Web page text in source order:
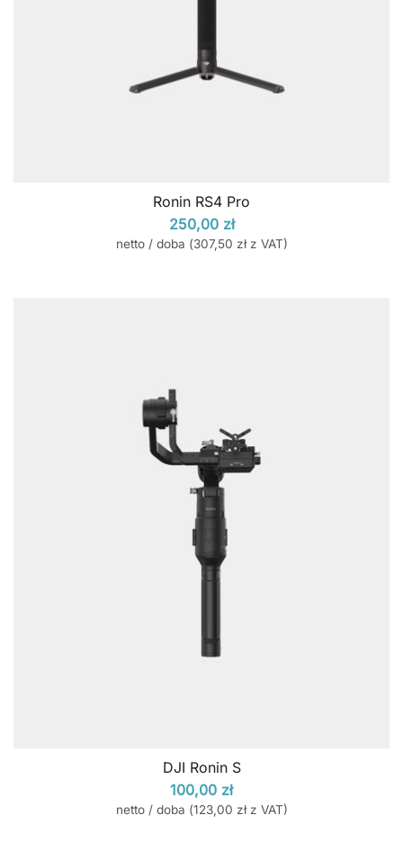
Ronin RS4 Pro
250,00 zł
netto / doba (307,50 złz VAT)
DJI Ronin S
100,00 zł
netto / doba (123,00 złz VAT)